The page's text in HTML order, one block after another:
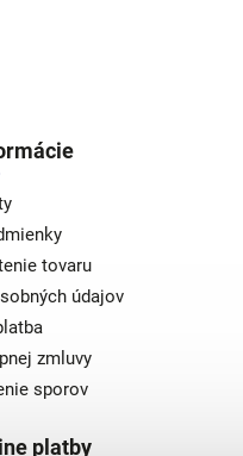
tovaru
údajov
zmluvy
sporov
platby